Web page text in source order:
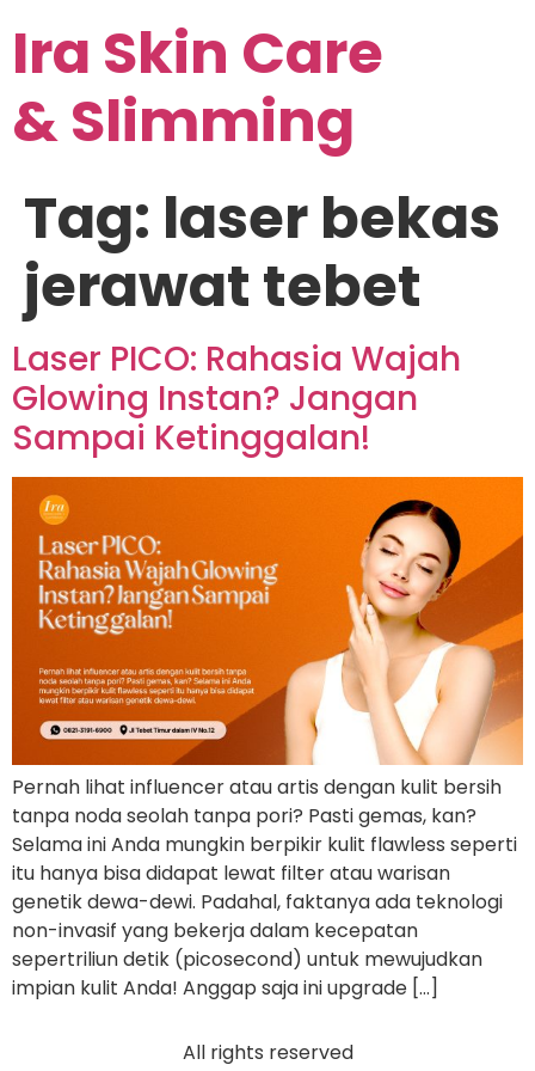
Ira Skin Care
& Slimming
Tag: laser bekas
jerawat tebet
Laser PICO: Rahasia Wajah
Glowing Instan? Jangan
Sampai Ketinggalan!
Pernah lihat influencer atau artis dengan kulit bersih
tanpa noda seolah tanpa pori? Pasti gemas, kan?
Selama ini Anda mungkin berpikir kulit flawless seperti
itu hanya bisa didapat lewat filter atau warisan
genetik dewa-dewi. Padahal, faktanya ada teknologi
non-invasif yang bekerja dalam kecepatan
sepertriliun detik (picosecond) untuk mewujudkan
impian kulit Anda! Anggap saja ini upgrade […]
All rights reserved